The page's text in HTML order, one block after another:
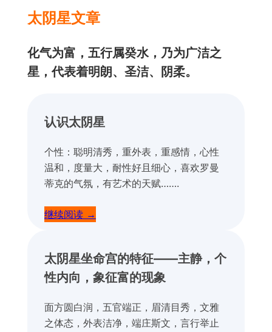
太阴星文章
化气为富，五行属癸水，乃为广洁之
星，代表着明朗、圣洁、阴柔。
认识太阴星
个性：聪明清秀，重外表，重感情，心性
温和，度量大，耐性好且细心，喜欢罗曼
蒂克的气氛，有艺术的天赋…….
继续阅读 →
太阴星坐命宫的特征——主静，个
性内向，象征富的现象
面方圆白润，五官端正，眉清目秀，文雅
之体态，外表洁净，端庄斯文，言行举止